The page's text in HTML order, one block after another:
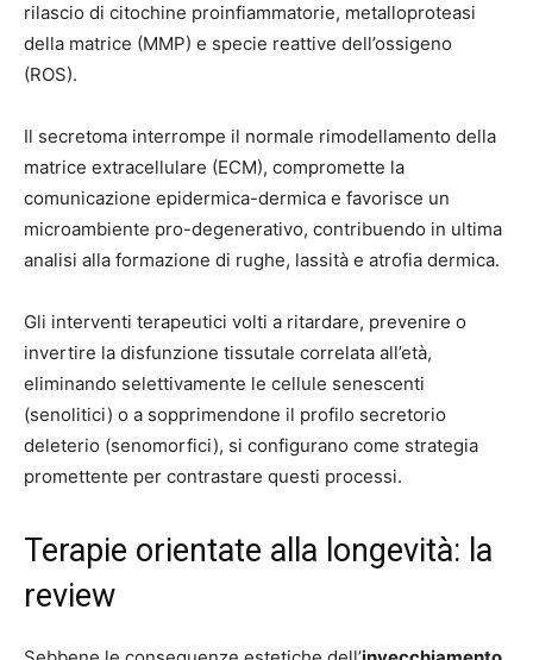
rilascio di citochine proinfiammatorie, metalloproteasi
della matrice (MMP) e specie reattive dell’ossigeno
(ROS).
Il secretoma interrompe il normale rimodellamento della
matrice extracellulare (ECM), compromette la
comunicazione epidermica-dermica e favorisce un
microambiente pro-degenerativo, contribuendo in ultima
analisi alla formazione di rughe, lassità e atrofia dermica.
Gli interventi terapeutici volti a ritardare, prevenire o
invertire la disfunzione tissutale correlata all’età,
eliminando selettivamente le cellule senescenti
(senolitici) o a sopprimendone il profilo secretorio
deleterio (senomorfici), si configurano come strategia
promettente per contrastare questi processi.
Terapie orientate alla longevità: la
review